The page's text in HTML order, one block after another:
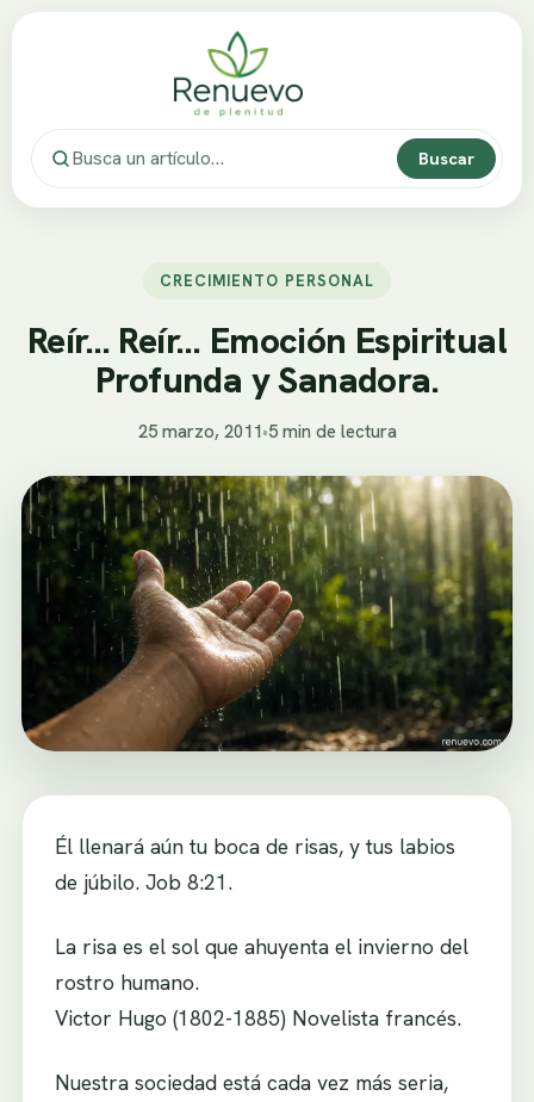
Buscar
CRECIMIENTO PERSONAL
Reír… Reír… Emoción Espiritual
Profunda y Sanadora.
25 marzo, 2011•5 min de lectura
Él llenará aún tu boca de risas, y tus labios
de júbilo. Job 8:21.
La risa es el sol que ahuyenta el invierno del
rostro humano.
Victor Hugo (1802-1885) Novelista francés.
Nuestra sociedad está cada vez más seria,